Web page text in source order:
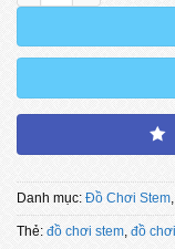
Danh mục: Đồ Chơi Stem,
Thẻ: đồ chơi stem, đồ